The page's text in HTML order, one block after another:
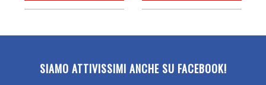
SIAMO ATTIVISSIMI ANCHE SU FACEBOOK!